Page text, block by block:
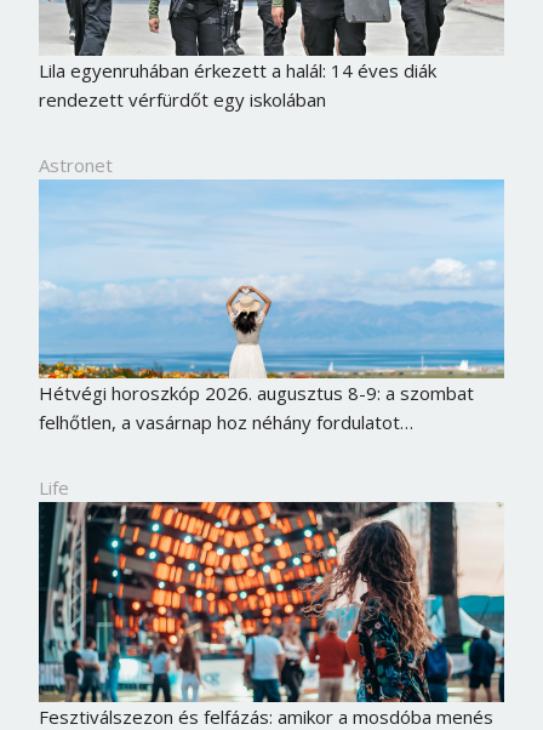
Lila egyenruhában érkezett a halál: 14 éves diák
rendezett vérfürdőt egy iskolában
Astronet
Hétvégi horoszkóp 2026. augusztus 8-9: a szombat
felhőtlen, a vasárnap hoz néhány fordulatot…
Life
Fesztiválszezon és felfázás: amikor a mosdóba menés